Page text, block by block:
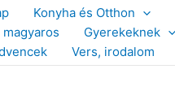
Konyha és Otthon
Gyerekeknek
Vers, irodalom